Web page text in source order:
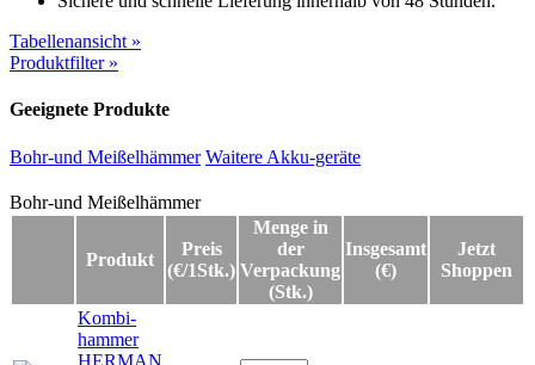
Tabellenansicht »
Produktfilter »
Geeignete Produkte
Bohr-und Meißelhämmer Waitere Akku-geräte
Bohr-und Meißelhämmer
Bohr-und Meißelhämmer
Produkt
Preis
(€/1Stk.)
Menge in
der
Verpackung
(Stk.)
Insgesamt
(€)
Jetzt
Shoppen
Kombi-
hammer
HERMAN